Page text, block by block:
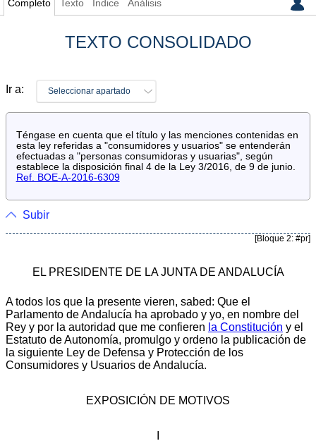
Completo Texto Índice Análisis
TEXTO CONSOLIDADO
Ir a: Seleccionar apartado
Téngase en cuenta que el título y las menciones contenidas en
esta ley referidas a "consumidores y usuarios" se entenderán
efectuadas a "personas consumidoras y usuarias", según
establece la disposición final 4 de la Ley 3/2016, de 9 de junio.
Ref. BOE-A-2016-6309
Subir
[Bloque 2: #pr]
EL PRESIDENTE DE LA JUNTA DE ANDALUCÍA
A todos los que la presente vieren, sabed: Que el
Parlamento de Andalucía ha aprobado y yo, en nombre del
Rey y por la autoridad que me confieren la Constitución y el
Estatuto de Autonomía, promulgo y ordeno la publicación de
la siguiente Ley de Defensa y Protección de los
Consumidores y Usuarios de Andalucía.
EXPOSICIÓN DE MOTIVOS